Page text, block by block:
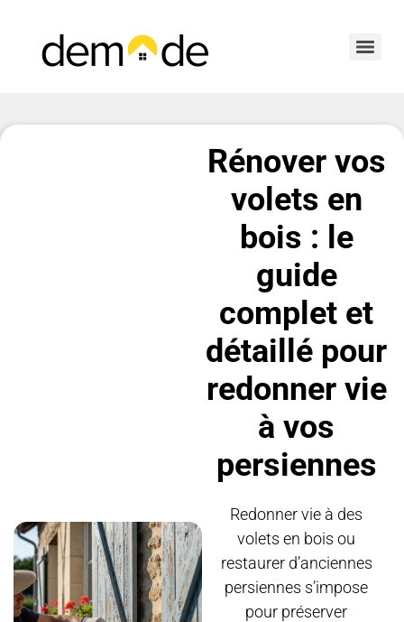
Rénover vos
volets en
bois : le
guide
complet et
détaillé pour
redonner vie
à vos
persiennes
Redonner vie à des
volets en bois ou
restaurer d’anciennes
persiennes s’impose
pour préserver